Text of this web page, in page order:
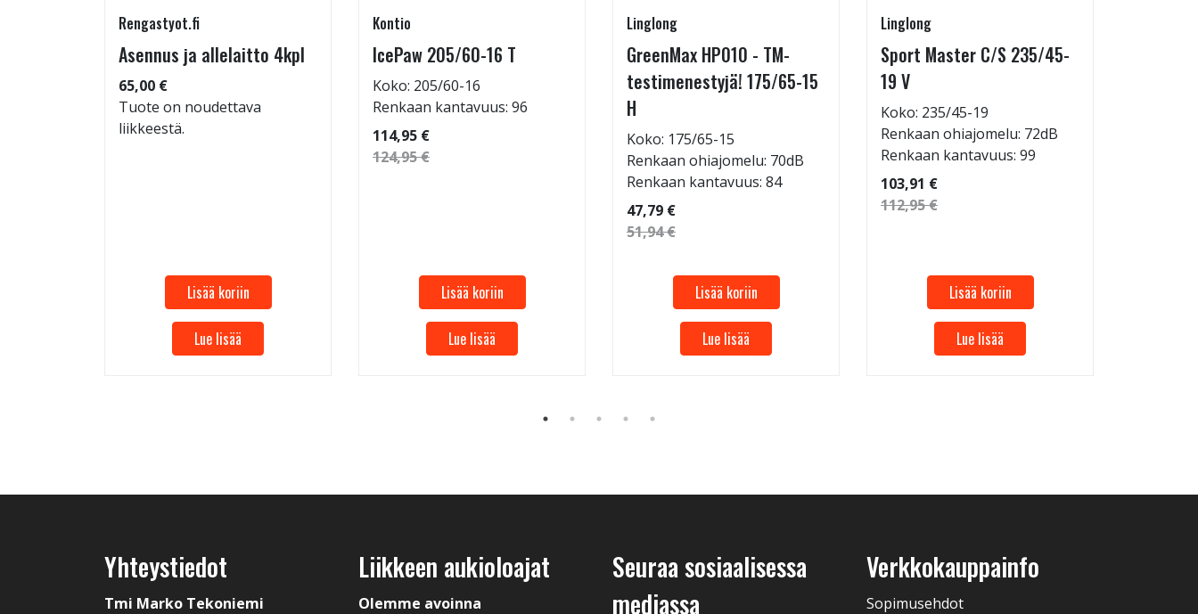
Rengastyot.fi
Asennus ja allelaitto 4kpl
65,00 €
Tuote on noudettava
liikkeestä.
Lisää koriin
Lue lisää
Kontio
IcePaw 205/60-16 T
Koko: 205/60-16
Renkaan kantavuus: 96
114,95 €
124,95 €
Lisää koriin
Lue lisää
Linglong
GreenMax HP010 - TM-
testimenestyjä! 175/65-15
H
Koko: 175/65-15
Renkaan ohiajomelu: 70dB
Renkaan kantavuus: 84
47,79 €
51,94 €
Lisää koriin
Lue lisää
Linglong
Sport Master C/S 235/45-
19 V
Koko: 235/45-19
Renkaan ohiajomelu: 72dB
Renkaan kantavuus: 99
103,91 €
112,95 €
Lisää koriin
Lue lisää
Yhteystiedot
Tmi Marko Tekoniemi
Liikkeen aukioloajat
Olemme avoinna
Seuraa sosiaalisessa
mediassa
Verkkokauppainfo
Sopimusehdot